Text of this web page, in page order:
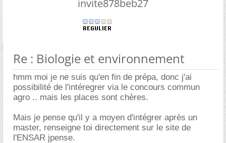
invite878beb27
Re : Biologie et environnement
hmm moi je ne suis qu'en fin de prépa, donc j'ai
possibilité de l'intéregrer via le concours commun
agro .. mais les places sont chères.
Mais je pense qu'il y a moyen d'intégrer après un
master, renseigne toi directement sur le site de
l'ENSAR jpense.